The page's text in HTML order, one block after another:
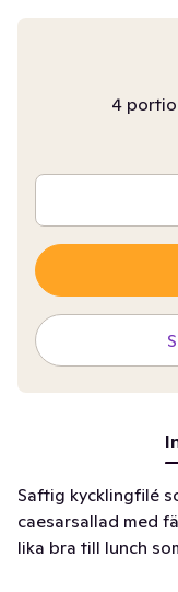
4
Saftig kycklingfilé
caesarsallad med
lika bra till lunch